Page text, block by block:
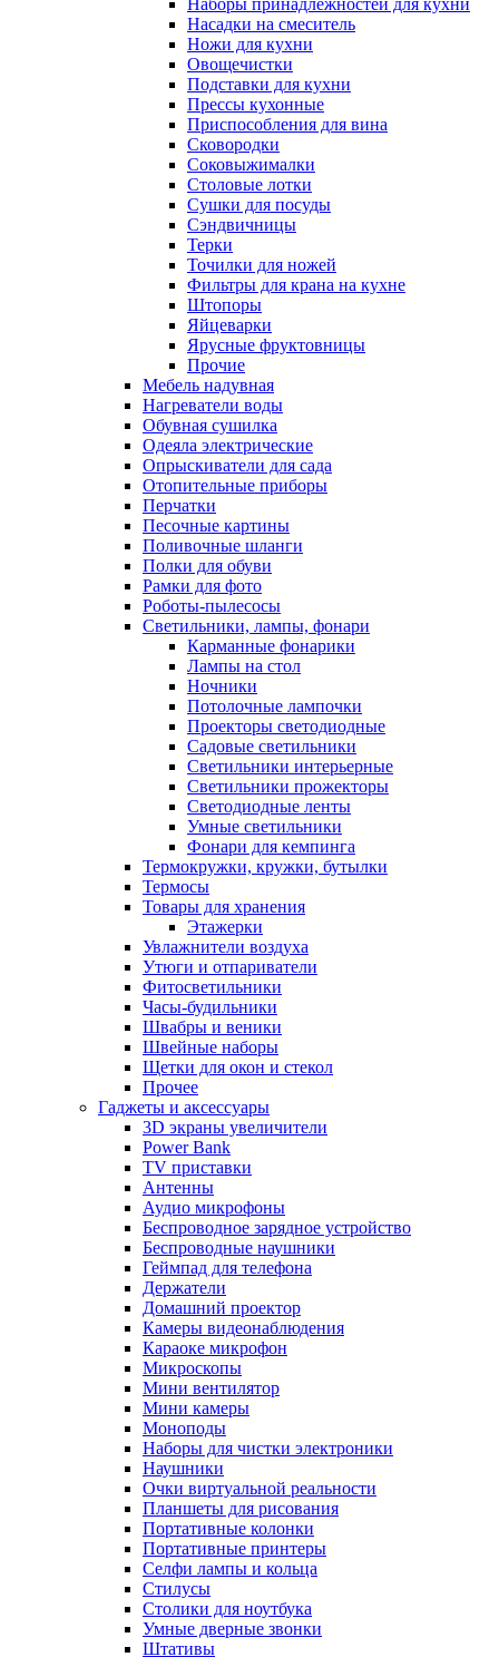
Наборы принадлежностей для кухни
Насадки на смеситель
Ножи для кухни
Овощечистки
Подставки для кухни
Прессы кухонные
Приспособления для вина
Сковородки
Соковыжималки
Столовые лотки
Сушки для посуды
Сэндвичницы
Терки
Точилки для ножей
Фильтры для крана на кухне
Штопоры
Яйцеварки
Ярусные фруктовницы
Прочие
Мебель надувная
Нагреватели воды
Обувная сушилка
Одеяла электрические
Опрыскиватели для сада
Отопительные приборы
Перчатки
Песочные картины
Поливочные шланги
Полки для обуви
Рамки для фото
Роботы-пылесосы
Светильники, лампы, фонари
Карманные фонарики
Лампы на стол
Ночники
Потолочные лампочки
Проекторы светодиодные
Садовые светильники
Светильники интерьерные
Светильники прожекторы
Светодиодные ленты
Умные светильники
Фонари для кемпинга
Термокружки, кружки, бутылки
Термосы
Товары для хранения
Этажерки
Увлажнители воздуха
Утюги и отпариватели
Фитосветильники
Часы-будильники
Швабры и веники
Швейные наборы
Щетки для окон и стекол
Прочее
Гаджеты и аксессуары
3D экраны увеличители
Power Bank
TV приставки
Антенны
Аудио микрофоны
Беспроводное зарядное устройство
Беспроводные наушники
Геймпад для телефона
Держатели
Домашний проектор
Камеры видеонаблюдения
Караоке микрофон
Микроскопы
Мини вентилятор
Мини камеры
Моноподы
Наборы для чистки электроники
Наушники
Очки виртуальной реальности
Планшеты для рисования
Портативные колонки
Портативные принтеры
Селфи лампы и кольца
Стилусы
Столики для ноутбука
Умные дверные звонки
Штативы